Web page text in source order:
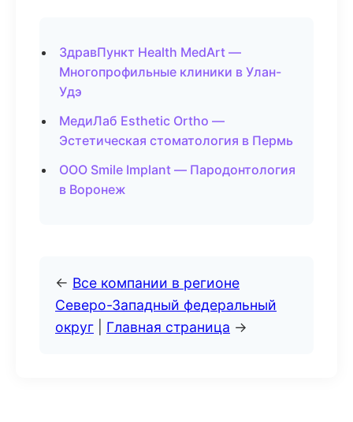
ЗдравПункт Health MedArt —
Многопрофильные клиники в Улан-
Удэ
МедиЛаб Esthetic Ortho —
Эстетическая стоматология в Пермь
ООО Smile Implant — Пародонтология
в Воронеж
← Все компании в регионе
Северо-Западный федеральный
округ
Главная страница →